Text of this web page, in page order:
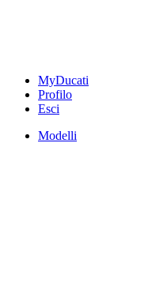
MyDucati
Profilo
Esci
Modelli